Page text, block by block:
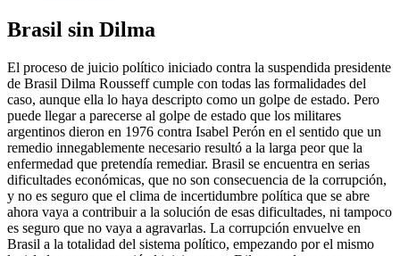
Brasil sin Dilma
El proceso de juicio político iniciado contra la suspendida presidente
de Brasil Dilma Rousseff cumple con todas las formalidades del
caso, aunque ella lo haya descripto como un golpe de estado. Pero
puede llegar a parecerse al golpe de estado que los militares
argentinos dieron en 1976 contra Isabel Perón en el sentido que un
remedio innegablemente necesario resultó a la larga peor que la
enfermedad que pretendía remediar. Brasil se encuentra en serias
dificultades económicas, que no son consecuencia de la corrupción,
y no es seguro que el clima de incertidumbre política que se abre
ahora vaya a contribuir a la solución de esas dificultades, ni tampoco
es seguro que no vaya a agravarlas. La corrupción envuelve en
Brasil a la totalidad del sistema político, empezando por el mismo